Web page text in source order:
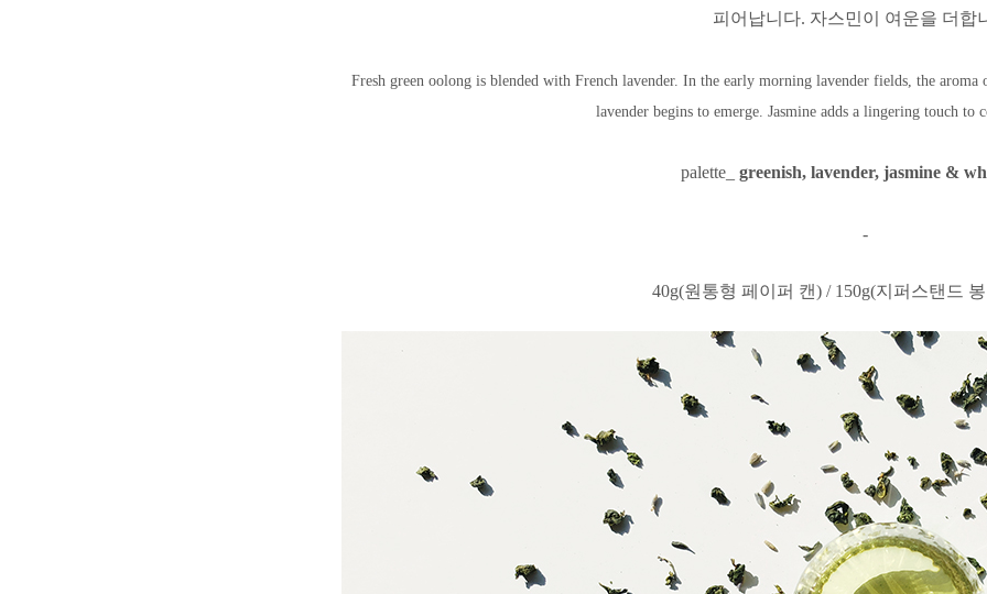
피어납니다. 자스민이 여운을 더합
Fresh green oolong is blended with French lavender. In the early morning lavender fields, the
lavender begins to emerge. Jasmine adds a lingering touch to
palette_ greenish, lavender, jasmine &
-
40g(원통형 페이퍼 캔) / 150g(지퍼스탠드